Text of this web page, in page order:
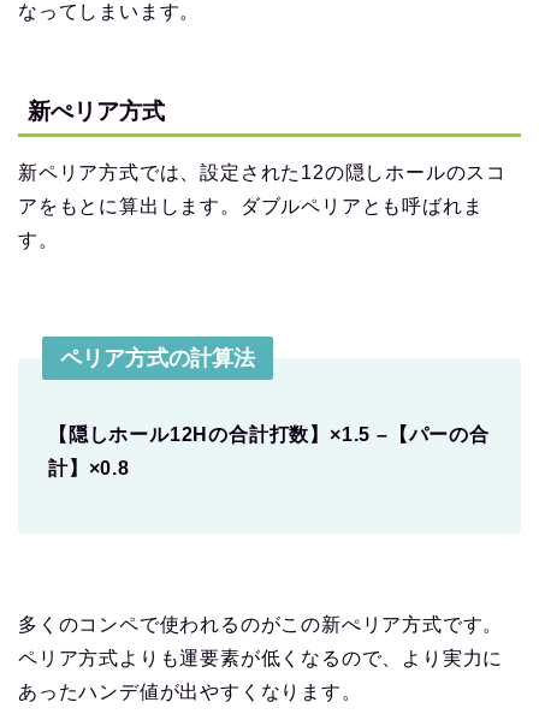
なってしまいます。
新ぺリア方式
新ペリア方式では、設定された12の隠しホールのスコ
アをもとに算出します。ダブルペリアとも呼ばれま
す。
ペリア方式の計算法
【隠しホール12Hの合計打数】×1.5 –【パーの合
計】×0.8
多くのコンペで使われるのがこの新ぺリア方式です。
ペリア方式よりも運要素が低くなるので、より実力に
あったハンデ値が出やすくなります。